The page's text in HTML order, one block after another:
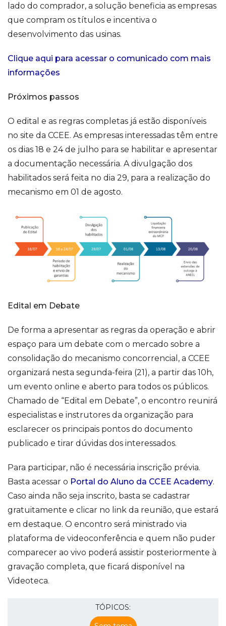
lado do comprador, a solução beneficia as empresas
que compram os títulos e incentiva o
desenvolvimento das usinas.
Clique aqui para acessar o comunicado com mais
informações
Próximos passos
O edital e as regras completas já estão disponíveis
no site da CCEE. As empresas interessadas têm entre
os dias 18 e 24 de julho para se habilitar e apresentar
a documentação necessária. A divulgação dos
habilitados será feita no dia 29, para a realização do
mecanismo em 01 de agosto.
Edital em Debate
De forma a apresentar as regras da operação e abrir
espaço para um debate com o mercado sobre a
consolidação do mecanismo concorrencial, a CCEE
organizará nesta segunda-feira (21), a partir das 10h,
um evento online e aberto para todos os públicos.
Chamado de “Edital em Debate”, o encontro reunirá
especialistas e instrutores da organização para
esclarecer os principais pontos do documento
publicado e tirar dúvidas dos interessados.
Para participar, não é necessária inscrição prévia.
Basta acessar o Portal do Aluno da CCEE Academy.
Caso ainda não seja inscrito, basta se cadastrar
gratuitamente e clicar no link da reunião, que estará
em destaque. O encontro será ministrado via
plataforma de videoconferência e quem não puder
comparecer ao vivo poderá assistir posteriormente à
gravação completa, que ficará disponível na
Videoteca.
TÓPICOS: